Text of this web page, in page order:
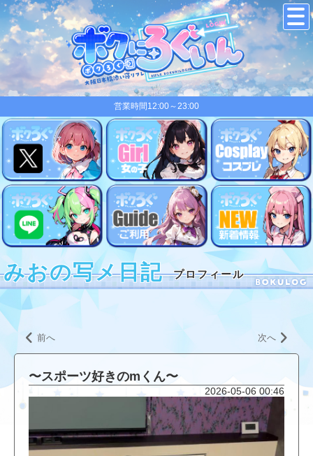
営業時間12:00～23:00
みおの写メ日記 プロフィール
前へ 次へ
〜スポーツ好きのmくん〜
2026-05-06 00:46